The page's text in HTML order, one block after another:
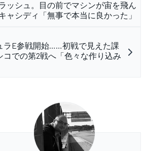
ッシュ。目の前でマシンが宙を飛ん
ャシディ「無事で本当に良かった」
ラE参戦開始……初戦で見えた課
コでの第2戦へ「色々な作り込み